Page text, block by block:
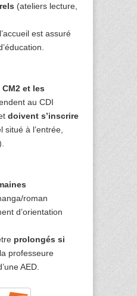
(ateliers lecture,
est assuré
CM2 et les
au CDI
doivent s’inscrire
situé à l’entrée,
roman
d’orientation
prolongés si
professeure
AED.